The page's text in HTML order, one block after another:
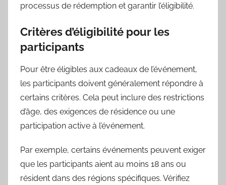
processus de rédemption et garantir l’éligibilité.
Critères d’éligibilité pour les
participants
Pour être éligibles aux cadeaux de l’événement,
les participants doivent généralement répondre à
certains critères. Cela peut inclure des restrictions
d’âge, des exigences de résidence ou une
participation active à l’événement.
Par exemple, certains événements peuvent exiger
que les participants aient au moins 18 ans ou
résident dans des régions spécifiques. Vérifiez